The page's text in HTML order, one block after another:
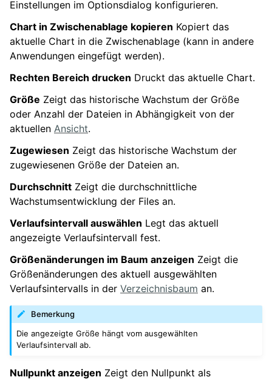
Einstellungen im Optionsdialog konfigurieren.
Chart in Zwischenablage kopieren Kopiert das
aktuelle Chart in die Zwischenablage (kann in andere
Anwendungen eingefügt werden).
Rechten Bereich drucken Druckt das aktuelle Chart.
Größe Zeigt das historische Wachstum der Größe
oder Anzahl der Dateien in Abhängigkeit von der
aktuellen Ansicht.
Zugewiesen Zeigt das historische Wachstum der
zugewiesenen Größe der Dateien an.
Durchschnitt Zeigt die durchschnittliche
Wachstumsentwicklung der Files an.
Verlaufsintervall auswählen Legt das aktuell
angezeigte Verlaufsintervall fest.
Größenänderungen im Baum anzeigen Zeigt die
Größenänderungen des aktuell ausgewählten
Verlaufsintervalls in der Verzeichnisbaum an.
Bemerkung
Die angezeigte Größe hängt vom ausgewählten
Verlaufsintervall ab.
Nullpunkt anzeigen Zeigt den Nullpunkt als